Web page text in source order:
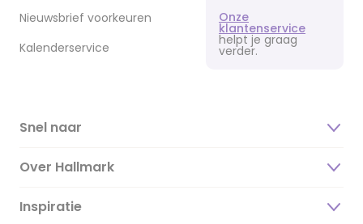
Nieuwsbrief voorkeuren
Kalenderservice
Onze
klantenservice
helpt je graag
verder.
Snel naar
Over Hallmark
Over ons
Inspiratie